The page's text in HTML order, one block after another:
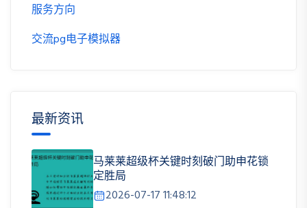
服务方向
交流pg电子模拟器
最新资讯
马莱莱超级杯关键时刻破门助申花锁
定胜局
2026-07-17 11:48:12